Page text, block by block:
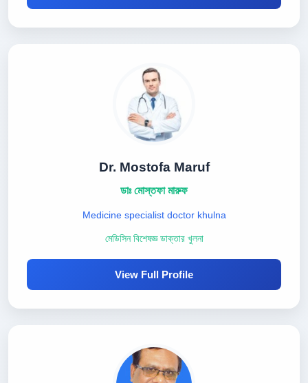
Dr. Mostofa Maruf
ডাঃ মোস্তফা মারুফ
Medicine specialist doctor khulna
মেডিসিন বিশেষজ্ঞ ডাক্তার খুলনা
View Full Profile